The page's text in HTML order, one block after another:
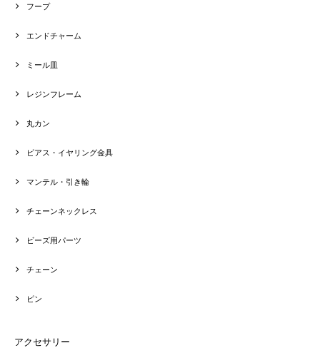
フープ
エンドチャーム
ミール皿
レジンフレーム
丸カン
ピアス・イヤリング金具
マンテル・引き輪
チェーンネックレス
ビーズ用パーツ
チェーン
ピン
アクセサリー